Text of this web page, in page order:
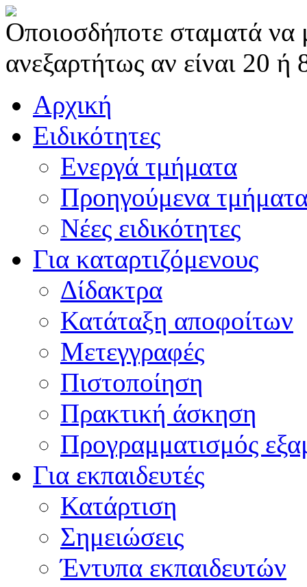
Οποιοσδήποτε σταματά να
ανεξαρτήτως αν είναι 20
Αρχική
Ειδικότητες
Ενεργά τμήματα
Προηγούμενα
Νέες ειδικότητες
Για καταρτιζόμενους
Δίδακτρα
Κατάταξη αποφοίτων
Μετεγγραφές
Πιστοποίηση
Πρακτική άσκηση
Προγραμματισμός
Για εκπαιδευτές
Κατάρτιση
Σημειώσεις
Έντυπα εκπαιδευτών